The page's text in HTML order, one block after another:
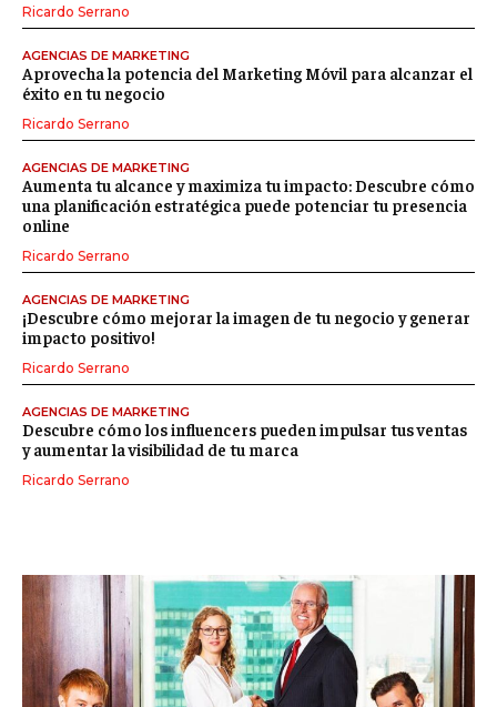
Ricardo Serrano
AGENCIAS DE MARKETING
Aprovecha la potencia del Marketing Móvil para alcanzar el
éxito en tu negocio
Ricardo Serrano
AGENCIAS DE MARKETING
Aumenta tu alcance y maximiza tu impacto: Descubre cómo
una planificación estratégica puede potenciar tu presencia
online
Ricardo Serrano
AGENCIAS DE MARKETING
¡Descubre cómo mejorar la imagen de tu negocio y generar
impacto positivo!
Ricardo Serrano
AGENCIAS DE MARKETING
Descubre cómo los influencers pueden impulsar tus ventas
y aumentar la visibilidad de tu marca
Ricardo Serrano